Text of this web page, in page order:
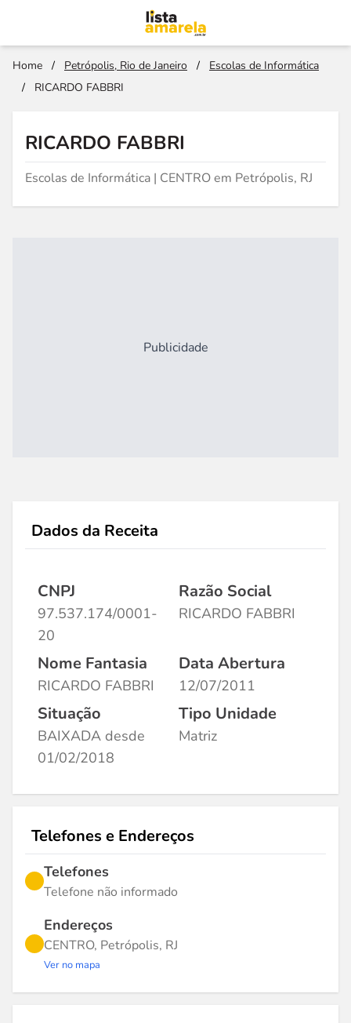
Home / Petrópolis, Rio de Janeiro /
Escolas de Informática
/
RICARDO FABBRI
RICARDO FABBRI
Escolas de Informática | CENTRO em Petrópolis, RJ
Publicidade
Dados da Receita
CNPJ
97.537.174/0001-
20
Razão Social
RICARDO FABBRI
Nome Fantasia
RICARDO FABBRI
Data Abertura
12/07/2011
Situação
BAIXADA desde
01/02/2018
Tipo Unidade
Matriz
Telefones e Endereços
Telefones
Telefone não informado
Endereços
CENTRO, Petrópolis, RJ
Ver no mapa